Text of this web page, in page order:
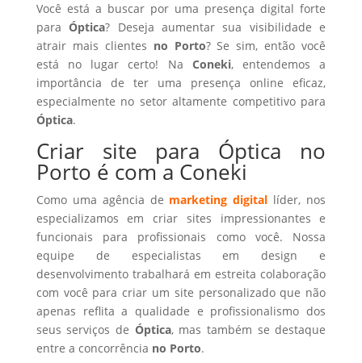
Você está a buscar por uma presença digital forte
paraÓptica? Deseja aumentar sua visibilidade e
atrair mais clientes no Porto? Se sim, então você
está no lugar certo! Na Coneki, entendemos a
importância de ter uma presença online eficaz,
especialmente no setor altamente competitivo para
Óptica.
Criar site para Óptica no
Porto é com a Coneki
Como uma agência de marketing digital líder, nos
especializamos em criar sites impressionantes e
funcionais para profissionais como você. Nossa
equipe de especialistas em design e
desenvolvimento trabalhará em estreita colaboração
com você para criar um site personalizado que não
apenas reflita a qualidade e profissionalismo dos
seus serviços de Óptica, mas também se destaque
entre a concorrência no Porto.